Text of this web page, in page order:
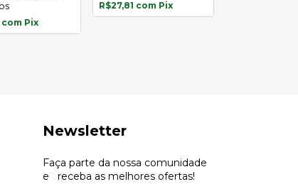
com Pix
R$27,81 com Pix
Newsletter
Faça parte da nossa comunidade
e receba as melhores ofertas!